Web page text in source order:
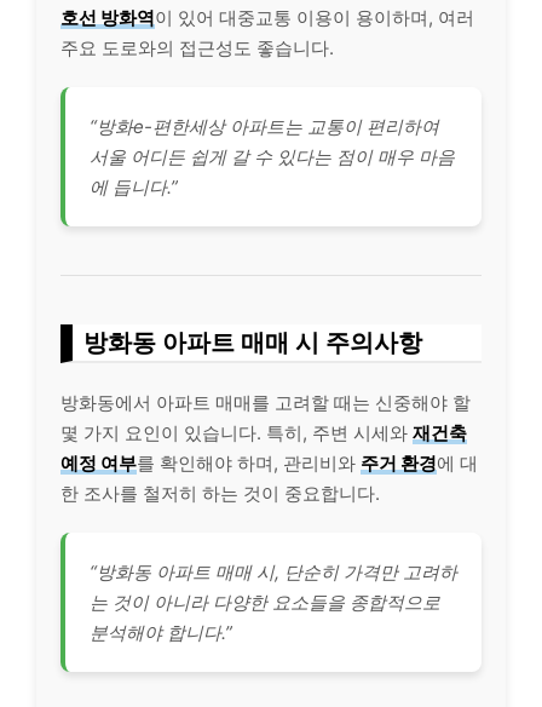
호선 방화역이 있어 대중교통 이용이 용이하며, 여러
주요 도로와의 접근성도 좋습니다.
“방화e-편한세상 아파트는 교통이 편리하여
서울 어디든 쉽게 갈 수 있다는 점이 매우 마음
에 듭니다.”
방화동 아파트 매매 시 주의사항
방화동에서 아파트 매매를 고려할 때는 신중해야 할
몇 가지 요인이 있습니다. 특히, 주변 시세와 재건축
예정 여부를 확인해야 하며, 관리비와 주거 환경에 대
한 조사를 철저히 하는 것이 중요합니다.
“방화동 아파트 매매 시, 단순히 가격만 고려하
는 것이 아니라 다양한 요소들을 종합적으로
분석해야 합니다.”